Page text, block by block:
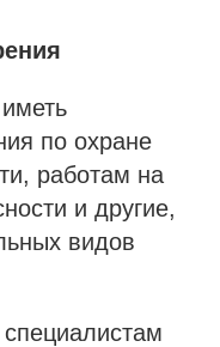
по охране
работам на
и другие,
видов